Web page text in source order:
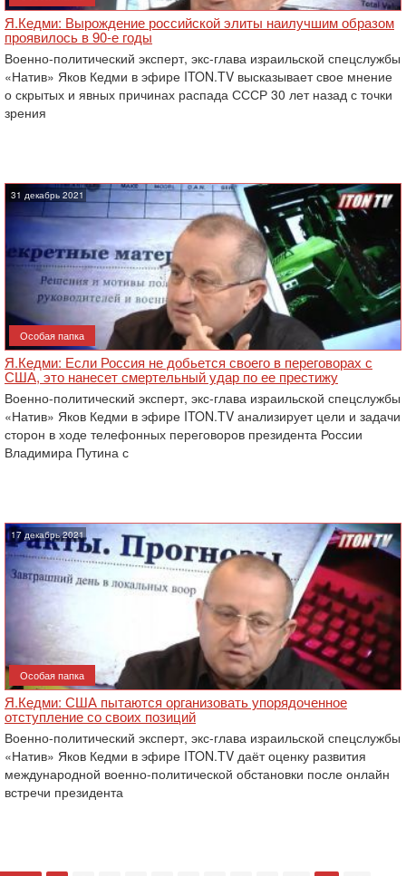
Я.Кедми: Вырождение российской элиты наилучшим образом
проявилось в 90-е годы
Военно-политический эксперт, экс-глава израильской спецслужбы
«Натив» Яков Кедми в эфире ITON.TV высказывает свое мнение
о скрытых и явных причинах распада СССР 30 лет назад с точки
зрения
31 декабрь 2021
Особая папка
Я.Кедми: Если Россия не добьется своего в переговорах с
США, это нанесет смертельный удар по ее престижу
Военно-политический эксперт, экс-глава израильской спецслужбы
«Натив» Яков Кедми в эфире ITON.TV анализирует цели и задачи
сторон в ходе телефонных переговоров президента России
Владимира Путина с
17 декабрь 2021
Особая папка
Я.Кедми: США пытаются организовать упорядоченное
отступление со своих позиций
Военно-политический эксперт, экс-глава израильской спецслужбы
«Натив» Яков Кедми в эфире ITON.TV даёт оценку развития
международной военно-политической обстановки после онлайн
встречи президента